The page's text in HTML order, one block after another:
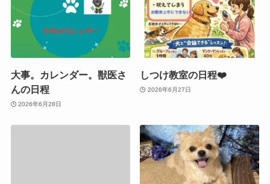
大事。カレンダー。獣医さ
んの日程
2026年6月28日
しつけ教室の日程❤️
2026年6月27日